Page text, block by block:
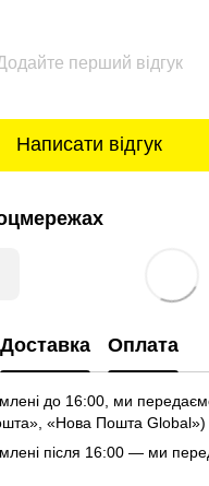
перший відгук
Написати відгук
Доставка Оплата
до 16:00, ми
«Нова Пошта Global»)
після 16:00 — ми